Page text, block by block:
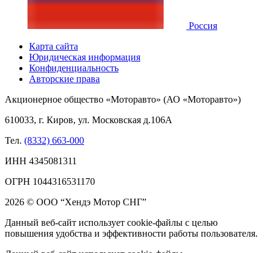
Россия
Карта сайта
Юридическая информация
Конфиденциальность
Авторские права
Акционерное общество «Моторавто» (АО «Моторавто»)
610033, г. Киров, ул. Московская д.106А
Тел. (8332) 663-000
ИНН 4345081311
ОГРН 1044316531170
2026 © ООО “Хендэ Мотор СНГ”
Данный веб-сайт использует cookie-файлы с целью
повышения удобства и эффективности работы пользователя.